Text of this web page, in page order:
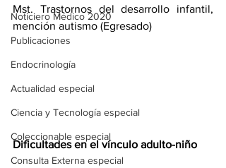
Noticiero Médico 2020
Publicaciones
Endocrinología
Actualidad especial
Ciencia y Tecnología especial
Coleccionable especial
Consulta Externa especial
Mst. Trastornos del desarrollo infantil,
mención autismo (Egresado)
Dificultades en el vínculo adulto-niño